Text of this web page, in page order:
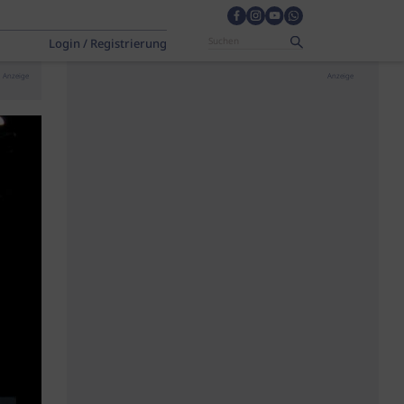
Login / Registrierung
Anzeige Anzeige